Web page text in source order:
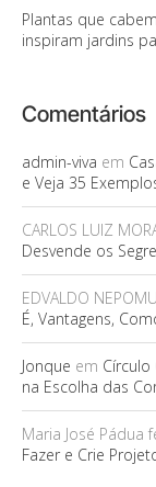
Plantas que
inspiram jardins
Comentários
admin-viva em
e Veja 35
CARLOS LUIZ
Desvende os
EDVALDO
É, Vantagens,
Jonque em
na Escolha das
Maria José Pádua
Fazer e Crie